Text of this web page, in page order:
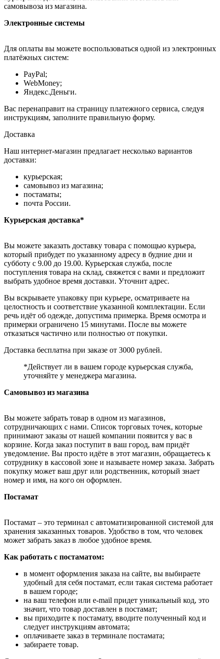
самовывоза из магазина.
Электронные системы
Для оплаты вы можете воспользоваться одной из электронных
платёжных систем:
PayPal;
WebMoney;
Яндекс.Деньги.
Вас перенаправит на страницу платежного сервиса, следуя
инструкциям, заполните правильную форму.
Доставка
Наш интернет-магазин предлагает несколько вариантов
доставки:
курьерская;
самовывоз из магазина;
постаматы;
почта России.
Курьерская доставка*
Вы можете заказать доставку товара с помощью курьера,
который прибудет по указанному адресу в будние дни и
субботу с 9.00 до 19.00. Курьерская служба, после
поступления товара на склад, свяжется с вами и предложит
выбрать удобное время доставки. Уточнит адрес.
Вы вскрываете упаковку при курьере, осматриваете на
целостность и соответствие указанной комплектации. Если
речь идёт об одежде, допустима примерка. Время осмотра и
примерки ограничено 15 минутами. После вы можете
отказаться частично или полностью от покупки.
Доставка бесплатна при заказе от 3000 рублей.
*Действует ли в вашем городе курьерская служба,
уточняйте у менеджера магазина.
Самовывоз из магазина
Вы можете забрать товар в одном из магазинов,
сотрудничающих с нами. Список торговых точек, которые
принимают заказы от нашей компании появится у вас в
корзине. Когда заказ поступит в ваш город, вам придёт
уведомление. Вы просто идёте в этот магазин, обращаетесь к
сотруднику в кассовой зоне и называете номер заказа. Забрать
покупку может ваш друг или родственник, который знает
номер и имя, на кого он оформлен.
Постамат
Постамат – это терминал с автоматизированной системой для
хранения заказанных товаров. Удобство в том, что человек
может забрать заказ в любое удобное время.
Как работать с постаматом:
в момент оформления заказа на сайте, вы выбираете
удобный для себя постамат, если такая система работает
в вашем городе;
на ваш телефон или e-mail придет уникальный код, это
значит, что товар доставлен в постамат;
вы приходите к постамату, вводите полученный код и
следует инструкциям автомата;
оплачиваете заказ в терминале постамата;
забираете товар.